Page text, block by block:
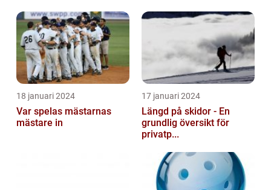
18 januari 2024
Var spelas mästarnas
mästare in
17 januari 2024
Längd på skidor - En
grundlig översikt för
privatp...